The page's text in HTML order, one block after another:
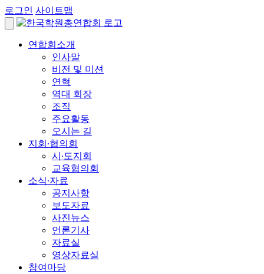
로그인 사이트맵
연합회소개
인사말
비전 및 미션
연혁
역대 회장
조직
주요활동
오시는 길
지회∙협의회
시∙도지회
교육협의회
소식∙자료
공지사항
보도자료
사진뉴스
언론기사
자료실
영상자료실
참여마당